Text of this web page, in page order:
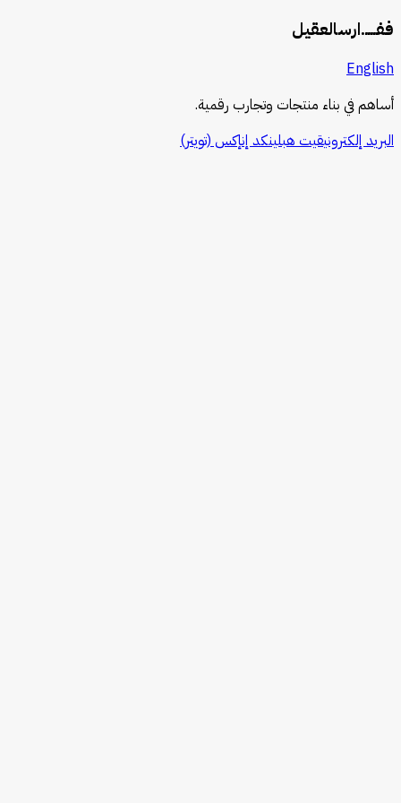
ففــــ.ارسالعقيل
English
أساهم في بناء منتجات وتجارب رقمية.
البريد إلكترونيقيت هبلينكد إنإكس (تويتر)